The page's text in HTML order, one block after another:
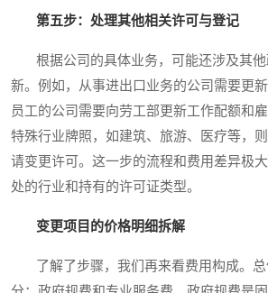
第五步：处理其他相关许可与登记
根据公司的具体业务，可能还涉及其他
新。例如，从事进出口业务的公司需要更
员工的公司需要向劳工部更新工作配额和
特殊行业牌照，如建筑、旅游、医疗等，
请变更许可。这一步的流程和费用差异极
处的行业和持有的许可证类型。
变更项目的价格明细拆解
了解了步骤，我们再来看费用构成。总